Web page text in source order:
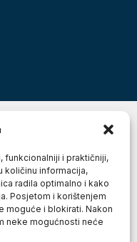
funkcionalniji i praktičniji,
količinu informacija,
radila optimalno i kako
Posjetom i korištenjem
moguće i blokirati. Nakon
neke mogućnosti neće